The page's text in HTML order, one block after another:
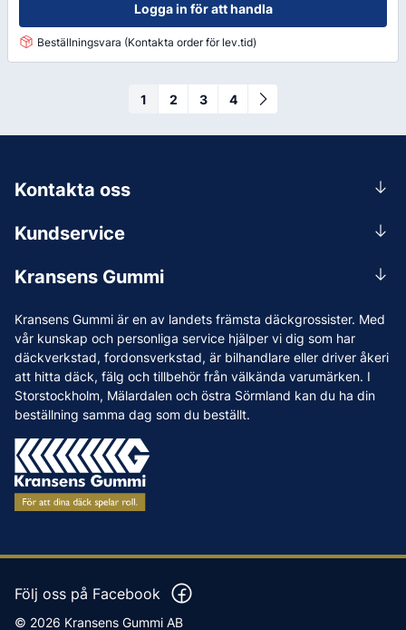
Logga in för att handla
Beställningsvara (Kontakta order för lev.tid)
1 2 3 4
Kransens Gummi är en av landets främsta däckgrossister. Med
vår kunskap och personliga service hjälper vi dig som har
däckverkstad, fordonsverkstad, är bilhandlare eller driver åkeri
att hitta däck, fälg och tillbehör från välkända varumärken. I
Storstockholm, Mälardalen och östra Sörmland kan du ha din
beställning samma dag som du beställt.
Kundservice
Leverans
Reklamation & återköp
Betalning & faktura
Köpvillkor
Vanliga frågor och svar
Kransens Gummi
Vi som jobbar på Kransens Gummi
Jobba hos oss
Nyheter
Tips & Råd
Varumärken
Våra Verkstäder
Press
Kontakta oss
0156-409 00
Mån-Tors 07.30-16:30, Fre 07.30-15.00.
Lunchstängt 12:00-12:30
Följ oss på Facebook
© 2026 Kransens Gummi AB